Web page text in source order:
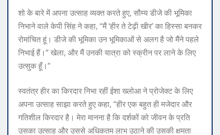
शो के बारे में अपना उत्साह व्यक्त करते हुए, सौम्य डीजे की भूमिका
निभाने वाले केपी सिंह ने कहा, “मैं ‘हीर ते टेढ़ी खीर’ का हिस्सा बनकर
रोमांचित हूं। डीजे की भूमिका उन भूमिकाओं से अलग है जो मैंने पहले
निभाई हैं।” खेला, और मैं उनकी यात्रा को स्क्रीन पर लाने के लिए
उत्सुक हूँ।”
स्वतंत्र हीर का किरदार निभा रहीं ईशा ख्लोआ ने प्रोजेक्ट के लिए
अपना उत्साह साझा करते हुए कहा, “हीर एक बहुत ही मजेदार और
गतिशील किरदार है। मेरा मानना है कि दर्शकों को जीवन के प्रति
उसका उत्साह और उससे अधिकतम लाभ उठाने की उसकी क्षमता